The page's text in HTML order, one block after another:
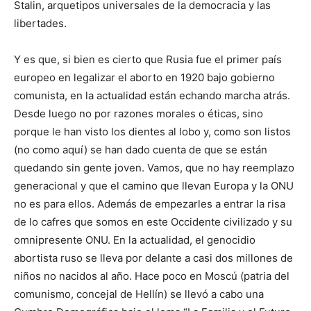
Stalin, arquetipos universales de la democracia y las
libertades.
Y es que, si bien es cierto que Rusia fue el primer país
europeo en legalizar el aborto en 1920 bajo gobierno
comunista, en la actualidad están echando marcha atrás.
Desde luego no por razones morales o éticas, sino
porque le han visto los dientes al lobo y, como son listos
(no como aquí) se han dado cuenta de que se están
quedando sin gente joven. Vamos, que no hay reemplazo
generacional y que el camino que llevan Europa y la ONU
no es para ellos. Además de empezarles a entrar la risa
de lo cafres que somos en este Occidente civilizado y su
omnipresente ONU. En la actualidad, el genocidio
abortista ruso se lleva por delante a casi dos millones de
niños no nacidos al año. Hace poco en Moscú (patria del
comunismo, concejal de Hellín) se llevó a cabo una